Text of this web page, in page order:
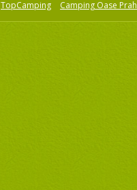
TopCamping Camping Oase